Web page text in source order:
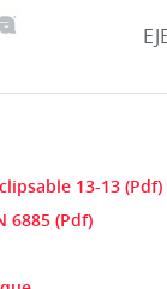
13-13 (Pdf)
6885 (Pdf)